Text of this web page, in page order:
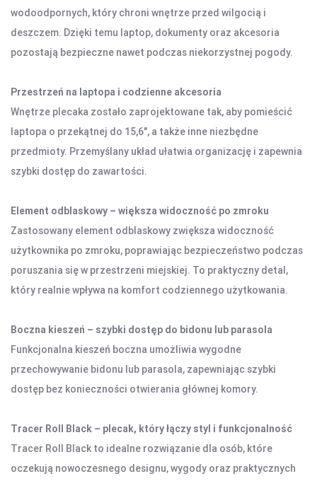
DOM I BIURO
NISZCZARKI I LAMINATORY
ŚRODKI CZYSZCZĄCE
PROJEKTORY
LISTWY I PRZEDŁUŻACZE
LISTWY ZASILAJĄCE
PRZEDŁUŻACZE
OŚWIETLENIE
LAMPY PIERŚCIENIOWE
LAMPKI TURYSTYCZNE
OŚWIETLENIE SOLARNE
LAMPY PODŁOGOWE
POWER BANKI
OBUDOWY HDD, HUBY USB
wodoodpornych, który chroni wnętrze przed wilgocią i
deszczem. Dzięki temu laptop, dokumenty oraz akcesoria
pozostają bezpieczne nawet podczas niekorzystnej pogody.
Przestrzeń na laptopa i codzienne akcesoria
Wnętrze plecaka zostało zaprojektowane tak, aby pomieścić
laptopa o przekątnej do 15,6", a także inne niezbędne
przedmioty. Przemyślany układ ułatwia organizację i zapewnia
szybki dostęp do zawartości.
Element odblaskowy – większa widoczność po zmroku
Zastosowany element odblaskowy zwiększa widoczność
użytkownika po zmroku, poprawiając bezpieczeństwo podczas
poruszania się w przestrzeni miejskiej. To praktyczny detal,
który realnie wpływa na komfort codziennego użytkowania.
Boczna kieszeń – szybki dostęp do bidonu lub parasola
Funkcjonalna kieszeń boczna umożliwia wygodne
przechowywanie bidonu lub parasola, zapewniając szybki
dostęp bez konieczności otwierania głównej komory.
Tracer Roll Black – plecak, który łączy styl i funkcjonalność
Tracer Roll Black to idealne rozwiązanie dla osób, które
oczekują nowoczesnego designu, wygody oraz praktycznych